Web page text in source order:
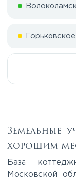
Горьковское
Земельные
хорошим
База
Московской